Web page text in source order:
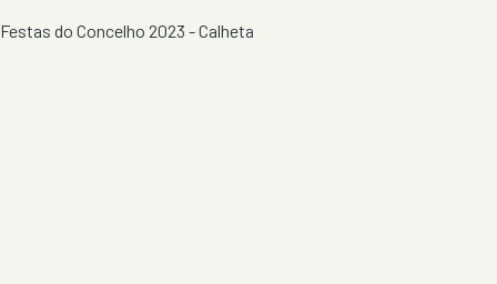
Festas do Concelho 2023 - Calheta